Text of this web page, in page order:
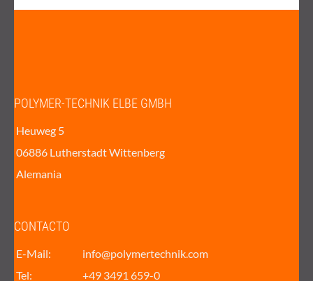
POLYMER-TECHNIK ELBE GMBH
Heuweg 5
06886 Lutherstadt Wittenberg
Alemania
CONTACTO
E-Mail:
info@polymertechnik.com
Tel:
+49 3491 659-0